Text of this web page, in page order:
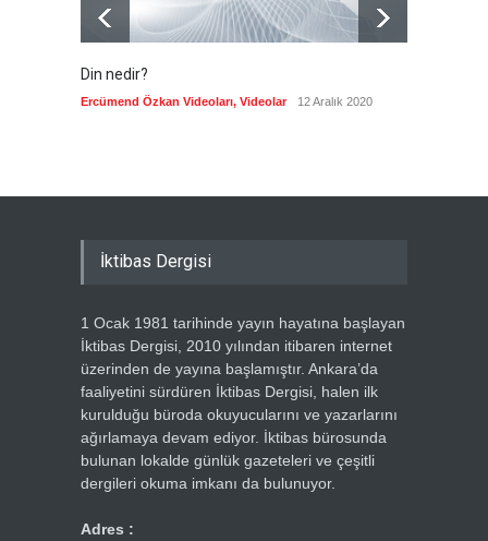
Din nedir?
Ercümend Özkan Videoları, Videolar 12 Aralık 2020
İktibas Dergisi
1 Ocak 1981 tarihinde yayın hayatına başlayan
İktibas Dergisi, 2010 yılından itibaren internet
üzerinden de yayına başlamıştır. Ankara’da
faaliyetini sürdüren İktibas Dergisi, halen ilk
kurulduğu büroda okuyucularını ve yazarlarını
ağırlamaya devam ediyor. İktibas bürosunda
bulunan lokalde günlük gazeteleri ve çeşitli
dergileri okuma imkanı da bulunuyor.
Adres :